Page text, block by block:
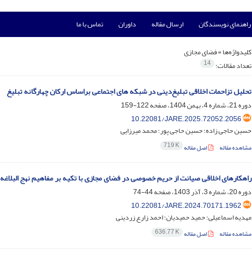
راهنمای نویسندگان ارسال مقاله داوران تماس با ما
کلیدواژه‌ها =فضای مجازی
تعداد مقالات: 14
تحلیل تزاحمات اخلاقی تبلیغ‌دینی در شبکه های اجتماعی براساس ارکان چهارگانه تبلیغ
دوره 21، شماره 4، بهمن 1404، صفحه
122-159
10.22081/JARE.2025.72052.2056
حسین حاجی زاده؛ حسین حاجی پور؛ محمد میرزایی
مشاهده مقاله اصل مقاله 719 K
راهکارهای اخلاقی صیانت از حریم خصوصی در فضای مجازی با تکیه بر مفاهیم نهج البلاغه
دوره 20، شماره 3، آذر 1403، صفحه
44-74
10.22081/JARE.2024.70171.1962
مهدیه اسماعیلی؛ حمید حمیدیان؛ احمد زارع زردینی
مشاهده مقاله اصل مقاله 636.77 K